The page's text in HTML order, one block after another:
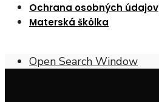
Ochrana osobných údajov
Materská škôlka
Open Search Window